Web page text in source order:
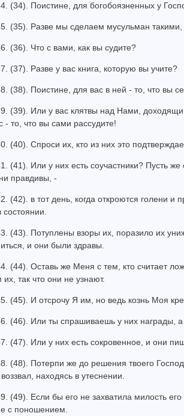
(34). Поистине, для богобоязненных у
(35). Разве мы сделаем мусульман такими,
(36). Что с вами, как вы судите?
(37). Разве у вас книга, которую вы учите?
(38). Поистине, для вас в ней - то, что вы
(39). Или у вас клятвы над Нами,
- то, что вы сами рассудите!
(40). Спроси их, кто из них это
(41). Или у них есть соучастники? Пусть же
правдивы, -
(42). в тот день, когда откроются голени и
состоянии.
(43). Потуплены взоры их, поразило их
и они были здравы.
(44). Оставь же Меня с тем, кто считает
их, так что они не узнают.
(45). И отсрочу Я им, но ведь кознь Моя
(46). Или ты спрашиваешь у них награды, а
(47). Или у них есть сокровенное, и они
(48). Потерпи же до решения твоего
находясь в утеснении.
(49). Если бы его не захватила милость
с поношением.